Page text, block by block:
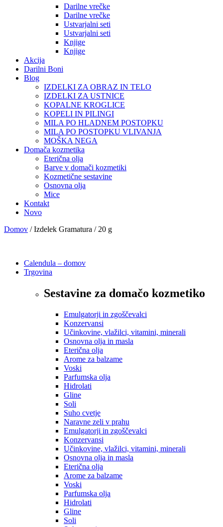
Darilne vrečke
Darilne vrečke
Ustvarjalni seti
Ustvarjalni seti
Knjige
Knjige
Akcija
Darilni Boni
Blog
IZDELKI ZA OBRAZ IN TELO
IZDELKI ZA USTNICE
KOPALNE KROGLICE
KOPELI IN PILINGI
MILA PO HLADNEM POSTOPKU
MILA PO POSTOPKU VLIVANJA
MOŠKA NEGA
Domača kozmetika
Eterična olja
Barve v domači kozmetiki
Kozmetične sestavine
Osnovna olja
Mice
Kontakt
Novo
Domov / Izdelek Gramatura / 20 g
Calendula – domov
Trgovina
Sestavine za domačo kozmetiko
Emulgatorji in zgoščevalci
Konzervansi
Učinkovine, vlažilci, vitamini, minerali
Osnovna olja in masla
Eterična olja
Arome za balzame
Voski
Parfumska olja
Hidrolati
Gline
Soli
Suho cvetje
Naravne zeli v prahu
Emulgatorji in zgoščevalci
Konzervansi
Učinkovine, vlažilci, vitamini, minerali
Osnovna olja in masla
Eterična olja
Arome za balzame
Voski
Parfumska olja
Hidrolati
Gline
Soli